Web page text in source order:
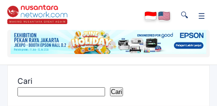
🔍 ☰
Cari
Cari